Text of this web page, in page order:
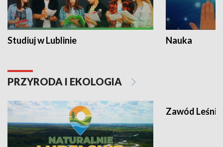
Studiuj w Lublinie Nauka
PRZYRODA I EKOLOGIA
Zawód Leśnik